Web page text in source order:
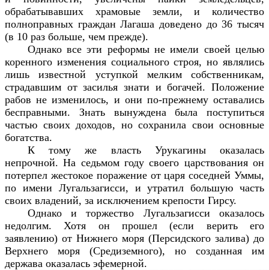
обрабатывавших храмовые земли, и количество
полноправных граждан Лагаша доведено до 36 тысяч
(в 10 раз больше, чем прежде).
Однако все эти реформы не имели своей целью
коренного изменения социального строя, но являлись
лишь известной уступкой мелким собственникам,
страдавшим от засилья знати и богачей. Положение
рабов не изменилось, и они по-прежнему оставались
бесправными. Знать вынуждена была поступиться
частью своих доходов, но сохранила свои основные
богатства.
К тому же власть Урукагины оказалась
непрочной. На седьмом году своего царствования он
потерпел жестокое поражение от царя соседней Уммы,
по имени Лугальзагисси, и утратил большую часть
своих владений, за исключением крепости Гирсу.
Однако и торжество Лугальзагисси оказалось
недолгим. Хотя он прошел (если верить его
заявлению) от Нижнего моря (Персидского залива) до
Верхнего моря (Средиземного), но созданная им
держава оказалась эфемерной.